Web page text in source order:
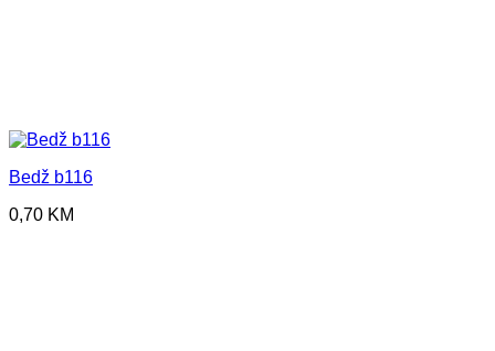
Bedž b116
0,70 KM